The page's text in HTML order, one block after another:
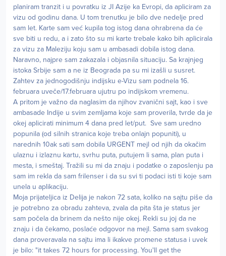
planiram tranzit i u povratku iz JI Azije ka Evropi, da apliciram za
vizu od godinu dana. U tom trenutku je bilo dve nedelje pred
sam let. Karte sam već kupila tog istog dana ohrabrena da će
sve biti u redu, a i zato što su mi karte trebale kako bih aplicirala
za vizu za Maleziju koju sam u ambasadi dobila istog dana.
Naravno, najpre sam zakazala i objasnila situaciju. Sa krajnjeg
istoka Srbije sam a ne iz Beograda pa su mi izašli u susret.
Zahtev za jednogodišnju indijsku e-Vizu sam podnela 16.
februara uveče/17.februara ujutru po indijskom vremenu.
A pritom je važno da naglasim da njihov zvanični sajt, kao i sve
ambasade Indije u svim zemljama koje sam proverila, tvrde da je
okej aplicirati minimum 4 dana pred let/put. Sve sam uredno
popunila (od silnih stranica koje treba onlajn popuniti), u
narednih 10ak sati sam dobila URGENT mejl od njih da okačim
ulaznu i izlaznu kartu, svrhu puta, putujem li sama, plan puta i
mesta, i smeštaj. Tražili su mi da znaju i podatke o zaposlenju pa
sam im rekla da sam frilenser i da su svi ti podaci isti ti koje sam
unela u aplikaciju.
Moja prijateljica iz Delija je nakon 72 sata, koliko na sajtu piše da
je potrebno za obradu zahteva, zvala da pita šta je status jer
sam počela da brinem da nešto nije okej. Rekli su joj da ne
znaju i da čekamo, poslaće odgovor na mejl. Sama sam svakog
dana proveravala na sajtu ima li ikakve promene statusa i uvek
je bilo: "it takes 72 hours for processing. You'll get the